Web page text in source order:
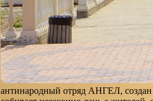
антинародный отряд АНГЕЛ, создан